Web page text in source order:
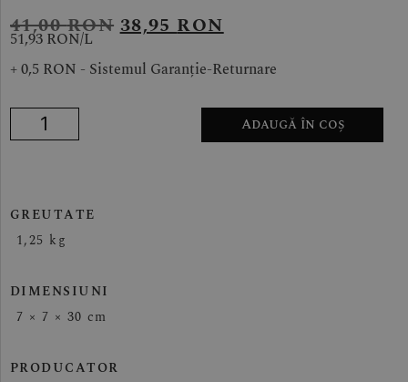
41,00RON 38,95RON
51,93 RON/L
+ 0,5 RON - Sistemul Garanție-Returnare
Adaugă în coș
GREUTATE
1,25 kg
DIMENSIUNI
7 × 7 × 30 cm
PRODUCATOR